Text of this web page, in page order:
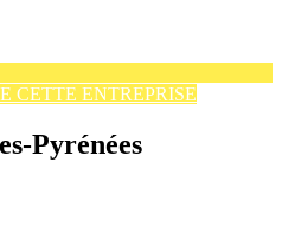
CETTE ENTREPRISE
Pyrénées